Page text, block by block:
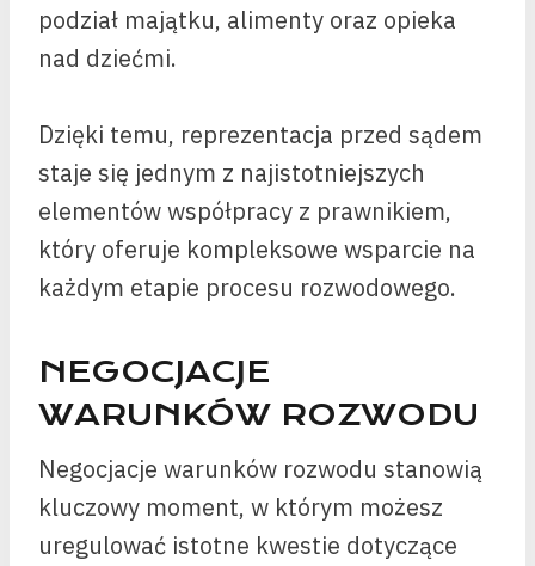
podział majątku, alimenty oraz opieka
nad dziećmi.
Dzięki temu, reprezentacja przed sądem
staje się jednym z najistotniejszych
elementów współpracy z prawnikiem,
który oferuje kompleksowe wsparcie na
każdym etapie procesu rozwodowego.
NEGOCJACJE
WARUNKÓW ROZWODU
Negocjacje warunków rozwodu stanowią
kluczowy moment, w którym możesz
uregulować istotne kwestie dotyczące